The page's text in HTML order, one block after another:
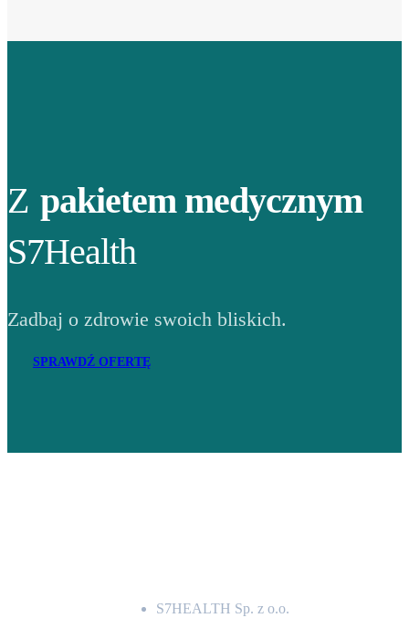
Z pakietem medycznym
S7Health
Zadbaj o zdrowie swoich bliskich.
SPRAWDŹ OFERTĘ
S7HEALTH Sp. z o.o.